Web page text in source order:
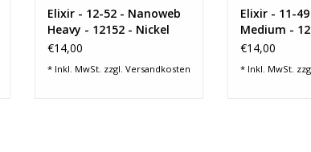
Elixir - 12-52 - Nanoweb
Heavy - 12152 - Nickel
Plated Steel
€14,00
* Inkl. MwSt. zzgl. Versandkosten
Elixir - 11-
Medium -
Plated Steel
€14,00
* Inkl. MwSt.